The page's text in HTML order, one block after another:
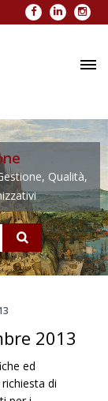
Facebook
LinkedIn
Qualità,
2013
ed
di